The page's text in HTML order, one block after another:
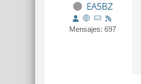
EA5BZ
Mensajes: 697